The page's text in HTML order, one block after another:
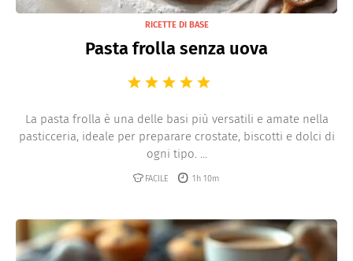
RICETTE DI BASE
Pasta frolla senza uova
La pasta frolla è una delle basi più versatili e amate nella
pasticceria, ideale per preparare crostate, biscotti e dolci di
ogni tipo. ...
FACILE 1h 10m